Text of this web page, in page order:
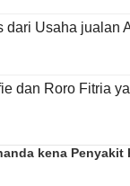
dari Usaha jualan
dan Roro Fitria
kena